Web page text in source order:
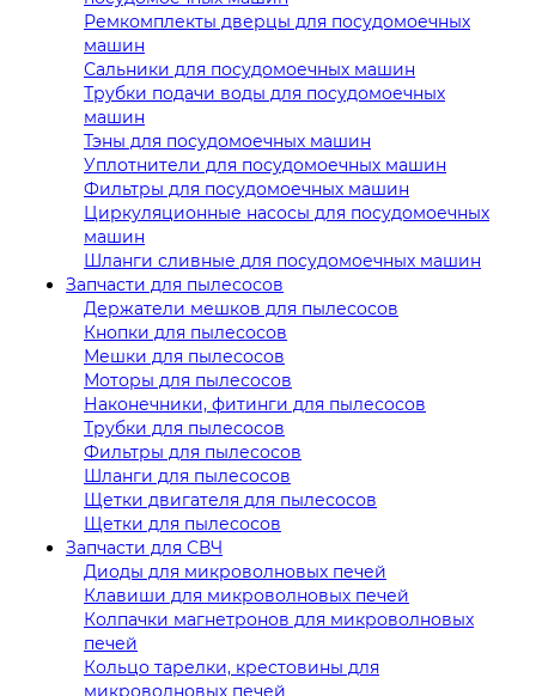
Ремкомплекты дверцы для посудомоечных
машин
Сальники для посудомоечных машин
Трубки подачи воды для посудомоечных
машин
Тэны для посудомоечных машин
Уплотнители для посудомоечных машин
Фильтры для посудомоечных машин
Циркуляционные насосы для посудомоечных
машин
Шланги сливные для посудомоечных машин
Запчасти для пылесосов
Держатели мешков для пылесосов
Кнопки для пылесосов
Мешки для пылесосов
Моторы для пылесосов
Наконечники, фитинги для пылесосов
Трубки для пылесосов
Фильтры для пылесосов
Шланги для пылесосов
Щетки двигателя для пылесосов
Щетки для пылесосов
Запчасти для СВЧ
Диоды для микроволновых печей
Клавиши для микроволновых печей
Колпачки магнетронов для микроволновых
печей
Кольцо тарелки, крестовины для
микроволновых печей